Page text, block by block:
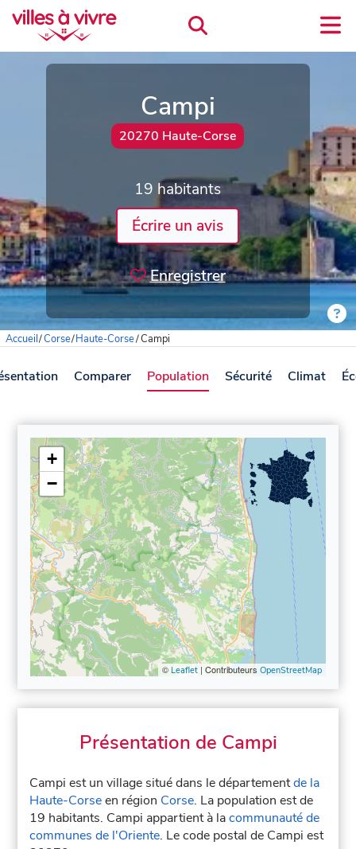
Campi
20270 Haute-Corse
19 habitants
Écrire un avis
Enregistrer
Accueil/Corse/Haute-Corse/Campi
Comparer Population Sécurité Climat
+
−
© Leaflet| Contributeurs OpenStreetMap
Présentation de Campi
Campi est un village situé dans le départementde la
Haute-Corseen région Corse. La population est de
19 habitants. Campi appartient à lacommunauté de
communes de l'Oriente. Le code postal de Campi est